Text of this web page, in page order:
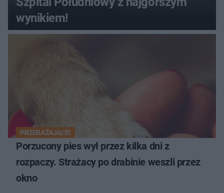
wynikiem!
PRZERAŻAJĄCE!
Porzucony pies wył przez kilka dni z
rozpaczy. Strażacy po drabinie weszli przez
okno